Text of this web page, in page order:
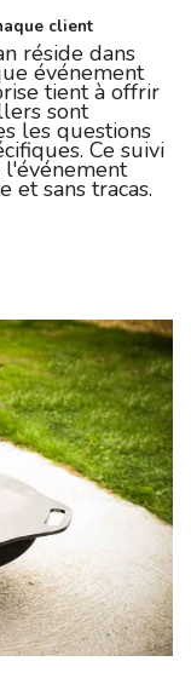
client
réside dans
événement
tient à offrir
sont
les questions
Ce suivi
l'événement
et sans tracas.